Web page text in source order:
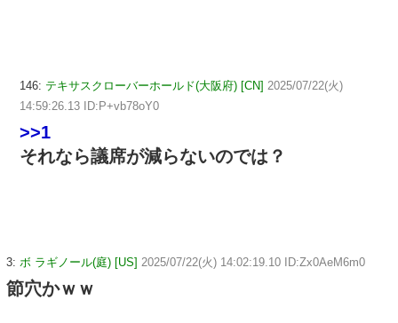
146: テキサスクローバーホールド(大阪府) [CN] 2025/07/22(火)
14:59:26.13 ID:P+vb78oY0
>>1
それなら議席が減らないのでは？
3: ボ ラギノール(庭) [US] 2025/07/22(火) 14:02:19.10 ID:Zx0AeM6m0
節穴かｗｗ